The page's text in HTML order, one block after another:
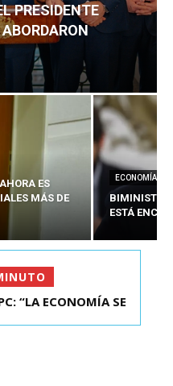
PRESIDENTE
ES
MÁS DE
ECONOMÍA
BIMINISTRO
ESTÁ
ELECTO DE
“LA ECONOMÍA SE